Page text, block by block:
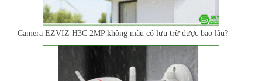
Camera EZVIZ H3C 2MP không màu có lưu trữ được bao lâu?